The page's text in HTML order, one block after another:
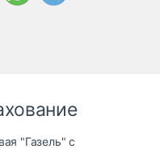
"Газель" с